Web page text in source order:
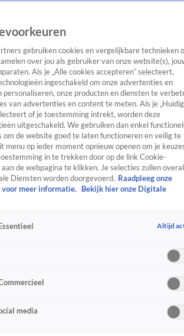
Entertainment TV Algemeen
Tip
SpraakmakendRealityCrimeVideo's
gebruiken cookies en vergelijkbare technieken
over jou als gebruiker van onze website(s),
Als je „Alle cookies accepteren” selecteert,
ingeschakeld om onze advertenties en
personaliseren, onze producten en diensten te
van advertenties en content te meten. Als je
of je toestemming intrekt, worden deze
uitgeschakeld. We gebruiken dan enkel
om de website goed te laten functioneren en veilig te
menu op ieder moment opnieuw openen om je
in te trekken door op de link Cookie-
de webpagina te klikken. Je selecties zullen overal
Diensten worden doorgevoerd. Raadpleeg onze
meer informatie.
Bekijk hier onze Digitale
Altijd
media